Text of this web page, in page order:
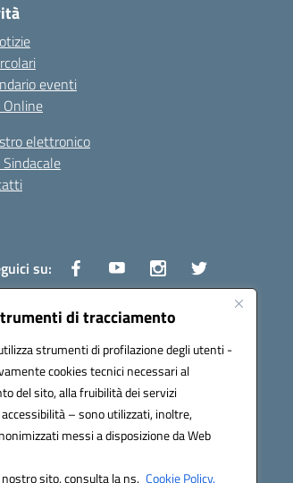
di tracciamento
strumenti di profilazione degli utenti -
cookies tecnici necessari al
del sito, alla fruibilità dei servizi
– sono utilizzati, inoltre,
messi a disposizione da Web
sito, consulta la ns. Cookie Policy.
eventi
elettronico
su: